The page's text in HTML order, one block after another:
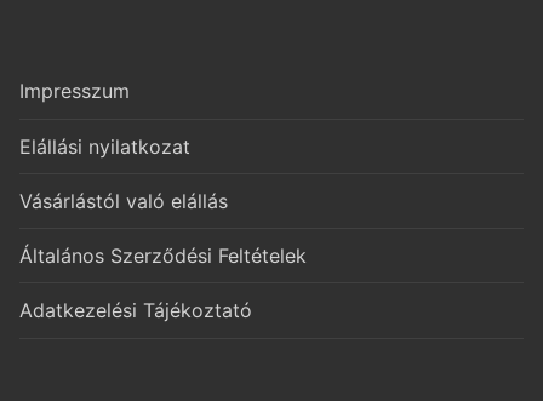
Impresszum
Elállási nyilatkozat
Vásárlástól való elállás
Általános Szerződési Feltételek
Adatkezelési Tájékoztató